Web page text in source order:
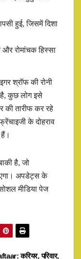
हुई, जिसमें दिशा
रोमांचक हिस्सा
श्रॉफ की रोनी
है, कुछ लोग इसे
की तारीफ कर रहे
के दोहराव
है, जो
अपडेट्स के
मीडिया पेज
करियर, परिवार,